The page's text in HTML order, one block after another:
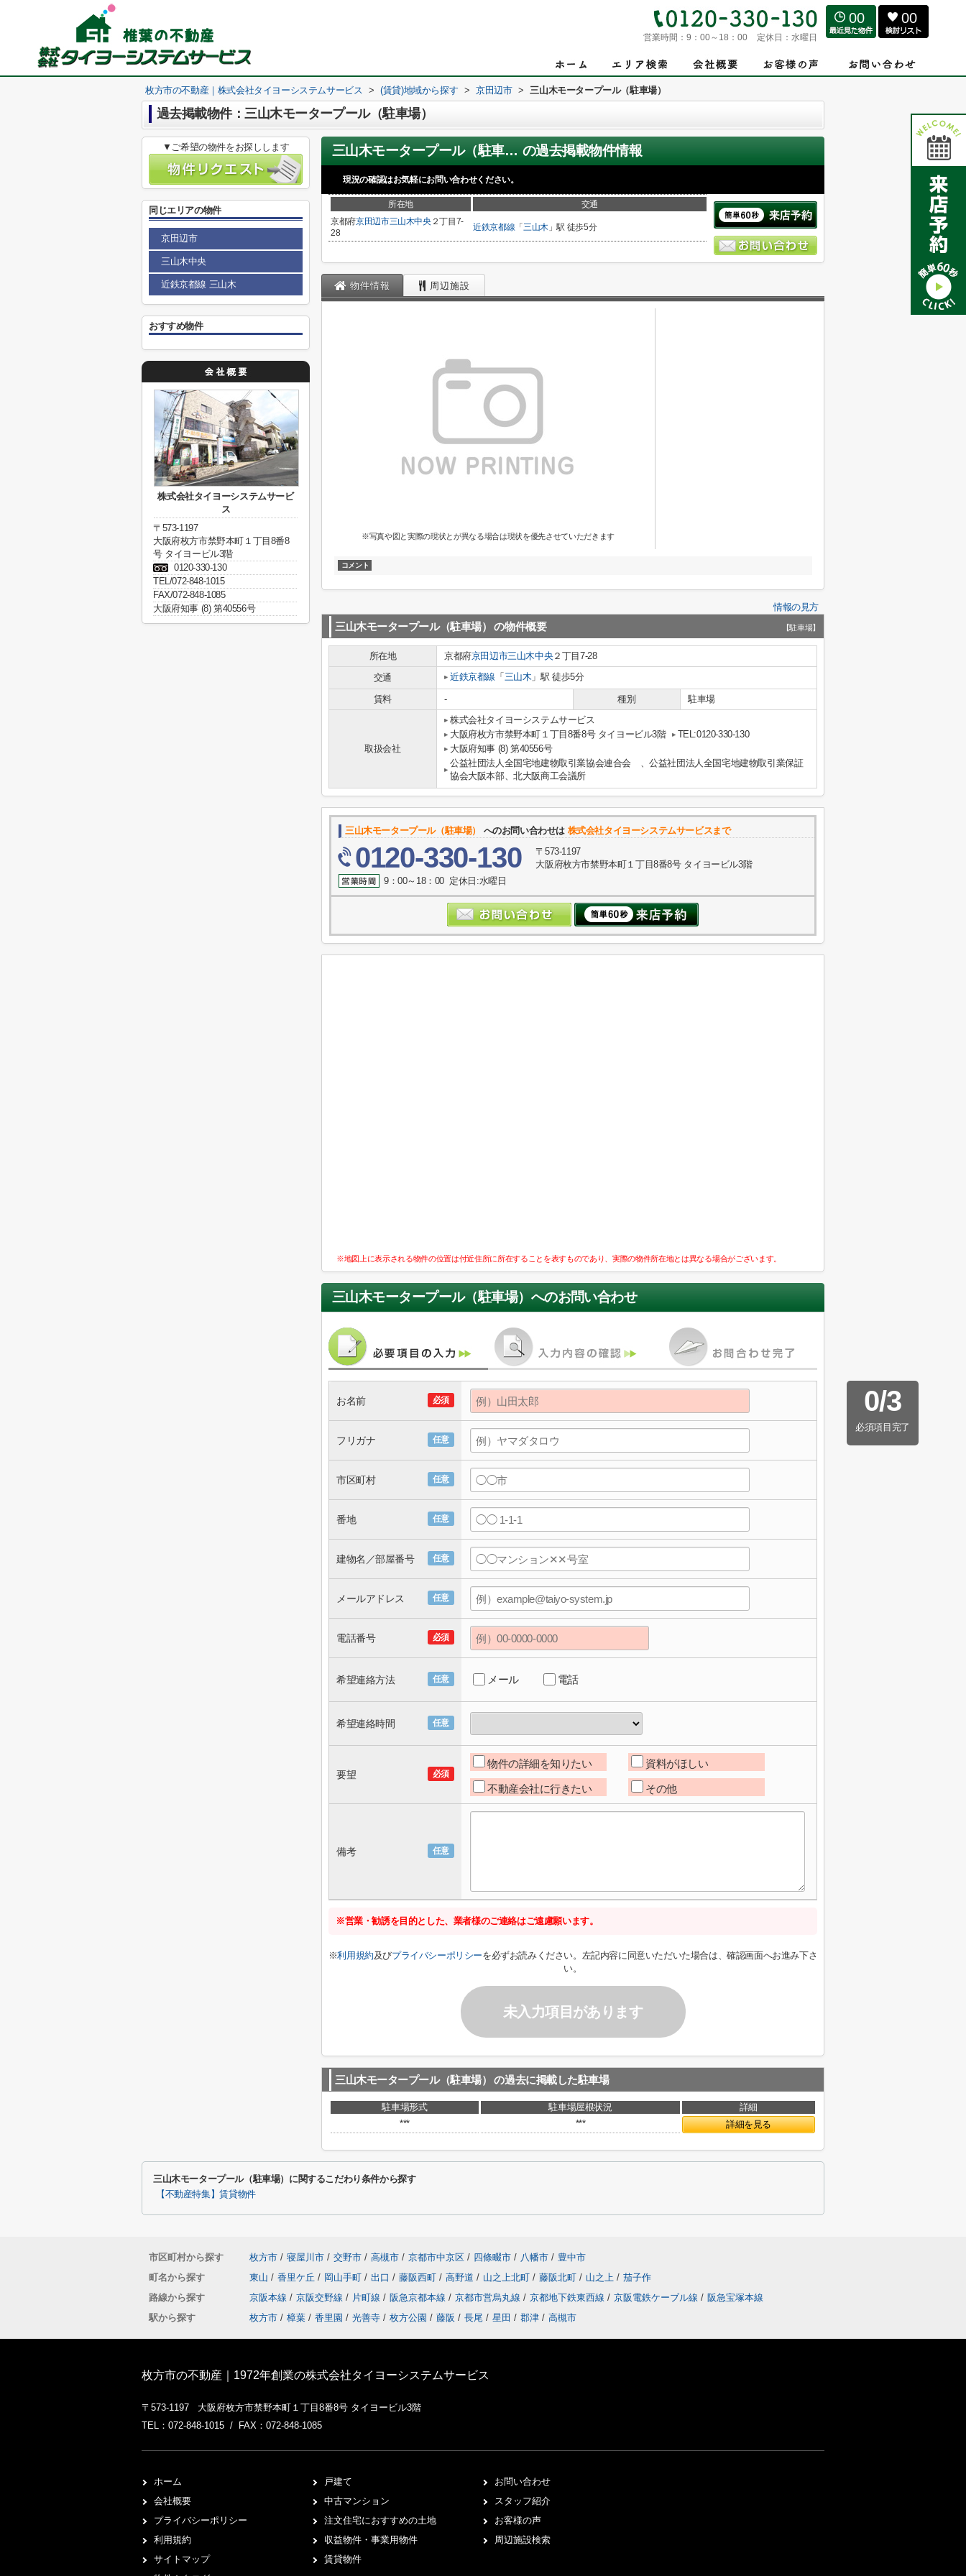
営業時間： 9：00～18：00 定休日： 水曜日
00 00
枚方市の不動産｜株式会社タイヨーシステムサービス > (賃貸)地域から探す > 京田辺市 > 三山木モータープール（駐車場）
過去掲載物件：三山木モータープール（駐車場）
三山木モータープール（駐車場） の過去掲載物件情報
現況の確認はお気軽にお問い合わせください。
所在地
交通
京都府京田辺市三山木中央２丁目7-
28
近鉄京都線 「 三山木」駅 徒歩5分
物件情報 周辺施設
※写真や図と実際の現状とが異なる場合は現状を優先させていただきます
コメント
情報の見方
三山木モータープール（駐車場） の物件概要 【駐車場】
所在地 京都府京田辺市三山木中央２丁目7-28
交通
近鉄京都線 「 三山木 」駅 徒歩5分
賃料 - 種別 駐車場
取扱会社
株式会社タイヨーシステムサービス
大阪府枚方市禁野本町１丁目8番8号 タイヨービル3階
TEL:0120-330-130
大阪府知事 (8) 第40556号
公益社団法人全国宅地建物取引業協会連合会 、公益社団法人全国宅地建物取引業保証
協会大阪本部、北大阪商工会議所
三山木モータープール（駐車場） へのお問い合わせは 株式会社タイヨーシステムサービスまで
0120-330-130
〒573-1197
大阪府枚方市禁野本町１丁目8番8号 タイヨービル3階
9：00～18：00 定休日:水曜日
※地図上に表示される物件の位置は付近住所に所在することを表すものであり、実際の物件所在地とは異なる場合がございます。
三山木モータープール（駐車場） へのお問い合わせ
0/3
必須項目完了
必須
お名前
任意
フリガナ
任意
市区町村
任意
番地
任意
建物名／部屋番号
任意
メールアドレス
必須
電話番号
任意
希望連絡方法 メール 電話
任意
希望連絡時間
必須
要望
物件の詳細を知りたい 資料がほしい
不動産会社に行きたい その他
任意
備考
※営業・勧誘を目的とした、業者様のご連絡はご遠慮願います。
※利用規約及びプライバシーポリシーを必ずお読みください。左記内容に同意いただいた場合は、確認画面へお進み下さ
い。
未入力項目があります
三山木モータープール（駐車場） の過去に掲載した駐車場
駐車場形式 駐車場屋根状況
詳細
***
*** 詳細を見る
▼ご希望の物件をお探しします
同じエリアの物件
京田辺市
三山木中央
近鉄京都線 三山木
おすすめ物件
株式会社タイヨーシステムサービ
ス
〒573-1197
大阪府枚方市禁野本町１丁目8番8
号 タイヨービル3階
0120-330-130
TEL/072-848-1015
FAX/072-848-1085
大阪府知事 (8) 第40556号
三山木モータープール（駐車場）に関するこだわり条件から探す
【不動産特集】賃貸物件
市区町村から探す 枚方市 / 寝屋川市 / 交野市 / 高槻市 / 京都市中京区 / 四條畷市 / 八幡市 / 豊中市
町名から探す
東山 / 香里ケ丘 / 岡山手町 / 出口 / 藤阪西町 / 高野道 / 山之上北町 / 藤阪北町 / 山之上 / 茄子作
路線から探す
京阪本線 / 京阪交野線 / 片町線 / 阪急京都本線 / 京都市営烏丸線 / 京都地下鉄東西線 / 京阪電鉄ケーブル線 / 阪急宝塚本線
駅から探す
枚方市 / 樟葉 / 香里園 / 光善寺 / 枚方公園 / 藤阪 / 長尾 / 星田 / 郡津 / 高槻市
枚方市の不動産｜1972年創業の株式会社タイヨーシステムサービス
〒573-1197 大阪府枚方市禁野本町１丁目8番8号 タイヨービル3階
TEL：072-848-1015 / FAX：072-848-1085
ホーム
会社概要
プライバシーポリシー
利用規約
サイトマップ
戸建て
中古マンション
注文住宅におすすめの土地
収益物件・事業用物件
賃貸物件
お問い合わせ
スタッフ紹介
お客様の声
周辺施設検索